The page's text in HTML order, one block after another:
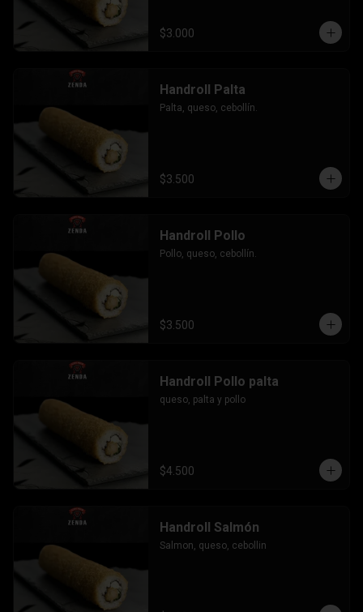
$3.000
Handroll Palta
Palta, queso, cebollín.
$3.500
Handroll Pollo
Pollo, queso, cebollín.
$3.500
Handroll Pollo palta
queso, palta y pollo
$4.500
Handroll Salmón
Salmon, queso, cebollin